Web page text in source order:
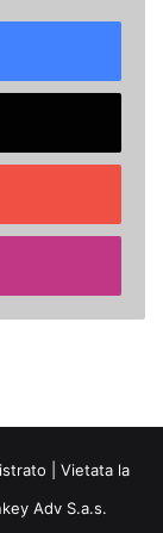
| Vietata la
Adv S.a.s.